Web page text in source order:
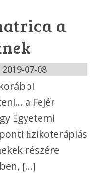
a
2019-07-08
a Fejér
Egyetemi
ﬁzikoterápiás
részére
[...]